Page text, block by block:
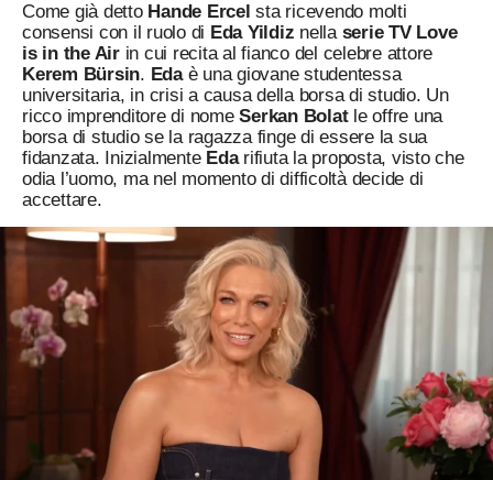
Come già detto Hande Ercel sta ricevendo molti
consensi con il ruolo di Eda Yildiz nella serie TV Love
is in the Airin cui recita al fianco del celebre attore
Kerem Bürsin. Eda è una giovane studentessa
universitaria, in crisi a causa della borsa di studio. Un
ricco imprenditore di nomeSerkan Bolatle offre una
borsa di studio se la ragazza finge di essere la sua
fidanzata. Inizialmente Edarifiuta la proposta, visto che
odia l’uomo, ma nel momento di difficoltà decide di
accettare.